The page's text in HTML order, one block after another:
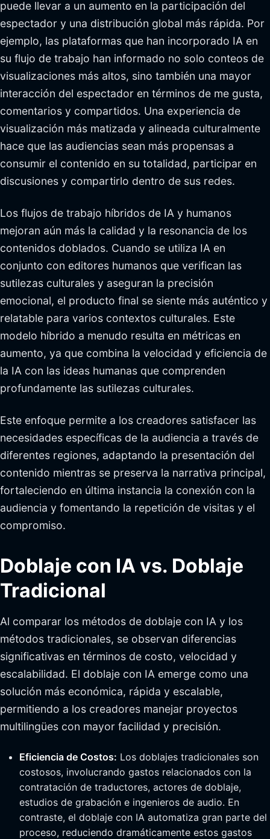
puede llevar a un aumento en la participación del
espectador y una distribución global más rápida. Por
ejemplo, las plataformas que han incorporado IA en
su flujo de trabajo han informado no solo conteos de
visualizaciones más altos, sino también una mayor
interacción del espectador en términos de me gusta,
comentarios y compartidos. Una experiencia de
visualización más matizada y alineada culturalmente
hace que las audiencias sean más propensas a
consumir el contenido en su totalidad, participar en
discusiones y compartirlo dentro de sus redes.
Los flujos de trabajo híbridos de IA y humanos
mejoran aún más la calidad y la resonancia de los
contenidos doblados. Cuando se utiliza IA en
conjunto con editores humanos que verifican las
sutilezas culturales y aseguran la precisión
emocional, el producto final se siente más auténtico y
relatable para varios contextos culturales. Este
modelo híbrido a menudo resulta en métricas en
aumento, ya que combina la velocidad y eficiencia de
la IA con las ideas humanas que comprenden
profundamente las sutilezas culturales.
Este enfoque permite a los creadores satisfacer las
necesidades específicas de la audiencia a través de
diferentes regiones, adaptando la presentación del
contenido mientras se preserva la narrativa principal,
fortaleciendo en última instancia la conexión con la
audiencia y fomentando la repetición de visitas y el
compromiso.
Doblaje con IA vs. Doblaje
Tradicional
Al comparar los métodos de doblaje con IA y los
métodos tradicionales, se observan diferencias
significativas en términos de costo, velocidad y
escalabilidad. El doblaje con IA emerge como una
solución más económica, rápida y escalable,
permitiendo a los creadores manejar proyectos
multilingües con mayor facilidad y precisión.
Eficiencia de Costos: Los doblajes tradicionales son
costosos, involucrando gastos relacionados con la
contratación de traductores, actores de doblaje,
estudios de grabación e ingenieros de audio. En
contraste, el doblaje con IA automatiza gran parte del
proceso, reduciendo dramáticamente estos gastos